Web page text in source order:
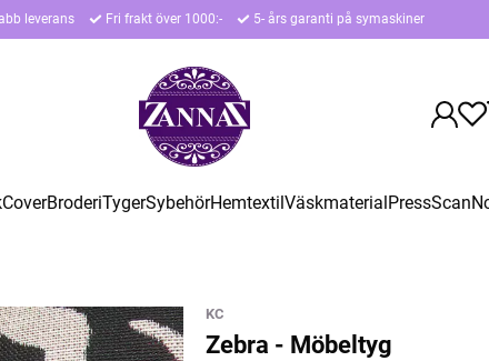
leverans Fri frakt över 1000:- 5- års garanti på symaskiner
CoverBroderiTygerSybehörHemtextilVäskmaterialPress
KC
Zebra - Möbeltyg